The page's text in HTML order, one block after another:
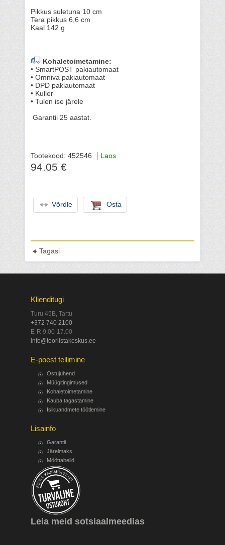
Pikkus suletuna 10 cm
Tera pikkus 6,6 cm
Kaal 142 g
Kohaletoimetamine:
• SmartPOST pakiautomaat
• Omniva pakiautomaat
• DPD pakiautomaat
• Kuller
• Tulen ise järele
Garantii 25 aastat.
Tootekood: 452546 Laos
94.05 €
Võrdle Osta
Tagasi
Klienditugi
Turu 45B, Tartu
+372 740 2100
E-R 9.00-17.00
info@tooriistakeskus.ee
E-poest tellimine
Ostujuhend
Müügitingimused
Kohaletoimetamine
Kauba tagastamine
Isikuandmete töötlemine
Lisainfo
Garantii
Järelmaks
Mõõttabelid
Leia meid sotsiaalmeedias